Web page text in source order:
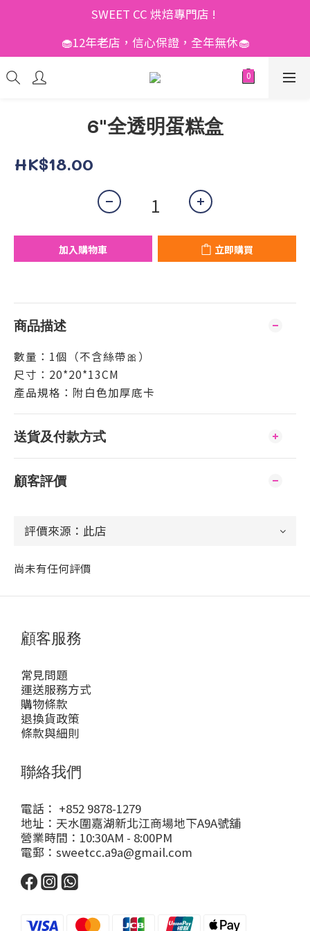
SWEET CC 烘焙專門店 !
🧁12年老店，信心保證，全年無休🧁
6"全透明蛋糕盒
HK$18.00
加入購物車 立即購買
商品描述
數量：1個（不含絲帶🎀）
尺寸：20*20*13CM
產品規格：附白色加厚底卡
送貨及付款方式
顧客評價
尚未有任何評價
顧客服務
常見問題
運送服務方式
購物條款
退換貨政策
條款與細則
聯絡我們
電話： +852 9878-1279
地址：天水圍嘉湖新北江商場地下A9A號舖
營業時間：10:30AM - 8:00PM
電郵：sweetcc.a9a@gmail.com